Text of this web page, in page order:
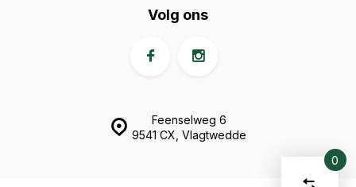
Feenselweg 6
9541 CX, Vlagtwedde
Volg ons
0
Vergelijk